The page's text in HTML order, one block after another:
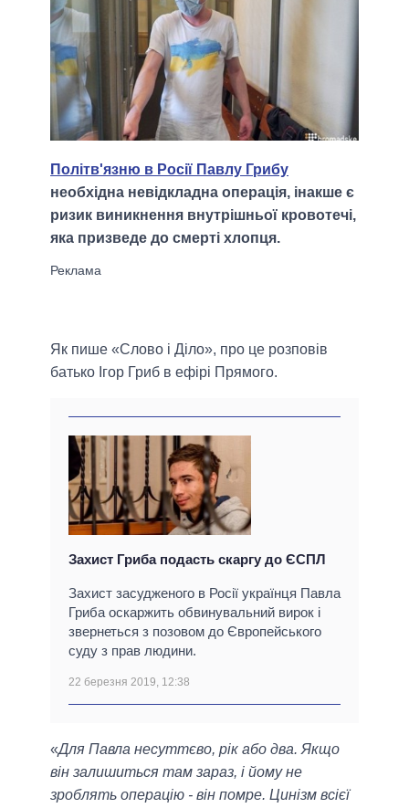
Політв'язню в Росії Павлу Грибу
необхідна невідкладна операція, інакше є
ризик виникнення внутрішньої кровотечі,
яка призведе до смерті хлопця.
Як пише «Слово і Діло», про це розповів
батько Ігор Гриб в ефірі Прямого.
Захист Гриба подасть скаргу до ЄСПЛ
Захист засудженого в Росії українця Павла
Гриба оскаржить обвинувальний вирок і
звернеться з позовом до Європейського
суду з прав людини.
22 березня 2019, 12:38
«Для Павла несуттєво, рік або два. Якщо
він залишиться там зараз, і йому не
зроблять операцію - він помре. Цинізм всієї